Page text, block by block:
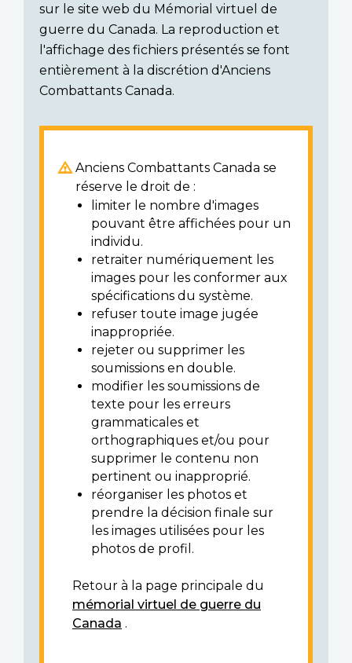
sur le site web du Mémorial virtuel de
guerre du Canada. La reproduction et
l'affichage des fichiers présentés se font
entièrement à la discrétion d'Anciens
Combattants Canada.
Anciens Combattants Canada se
réserve le droit de :
limiter le nombre d'images
pouvant être affichées pour un
individu.
retraiter numériquement les
images pour les conformer aux
spécifications du système.
refuser toute image jugée
inappropriée.
rejeter ou supprimer les
soumissions en double.
modifier les soumissions de
texte pour les erreurs
grammaticales et
orthographiques et/ou pour
supprimer le contenu non
pertinent ou inapproprié.
réorganiser les photos et
prendre la décision finale sur
les images utilisées pour les
photos de profil.
Retour à la page principale du
mémorial virtuel de guerre du
Canada .